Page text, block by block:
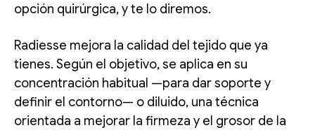
opción quirúrgica, y te lo diremos.
Radiesse mejora la calidad del tejido que ya
tienes. Según el objetivo, se aplica en su
concentración habitual —para dar soporte y
definir el contorno— o diluido, una técnica
orientada a mejorar la firmeza y el grosor de la